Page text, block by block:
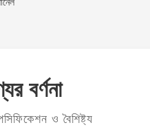
বর্ণনা
ও বৈশিষ্ট্য